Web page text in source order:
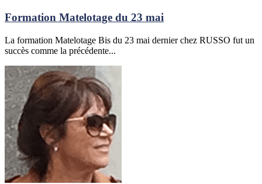
Formation Matelotage du 23 mai
La formation Matelotage Bis du 23 mai dernier chez RUSSO fut un
succès comme la précédente...